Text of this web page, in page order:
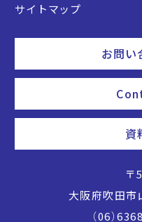
サイトマップ
お問い
資
〒
大阪府吹田市
（06）